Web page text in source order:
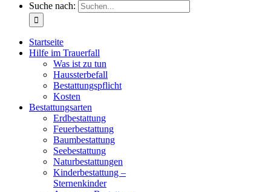
Suche nach:
Startseite
Hilfe im Trauerfall
Was ist zu tun
Haussterbefall
Bestattungspflicht
Kosten
Bestattungsarten
Erdbestattung
Feuerbestattung
Baumbestattung
Seebestattung
Naturbestattungen
Kinderbestattung –
Sternenkinder